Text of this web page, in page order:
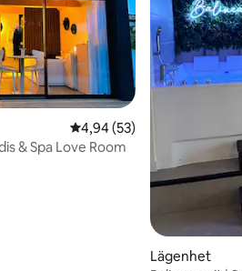
omdömen
4,94 av 5 i genomsnittligt
4,94 (53)
& Spa Love Room
Lägenhet